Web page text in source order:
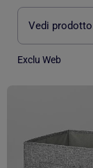
Vedi prodotto
Exclu Web